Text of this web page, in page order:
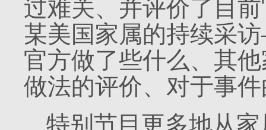
过难关、并评价了目
某美国家属的持续采
官方做了些什么、其
做法的评价、对于事
特别节目更多地从